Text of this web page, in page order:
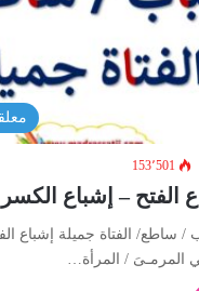
153٬501
الفتح – إشباع
/ ساطع/ الفتاة جميلة إشباع
/ المرأة…